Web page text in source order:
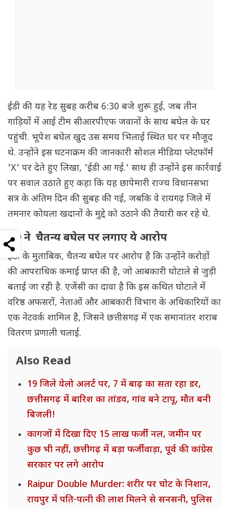
ईडी की यह रेड सुबह करीब 6:30 बजे शुरू हुई, जब तीन
गाड़ियों में आई टीम सीआरपीएफ जवानों के साथ बघेल के घर
पहुंची. भूपेश बघेल खुद उस समय भिलाई स्थित घर पर मौजूद
थे. उन्होंने इस घटनाक्रम की जानकारी सोशल मीडिया प्लेटफॉर्म
'X' पर देते हुए लिखा, 'ईडी आ गई.' साथ ही उन्होंने इस कार्रवाई
पर सवाल उठाते हुए कहा कि यह छापेमारी राज्य विधानसभा
सत्र के अंतिम दिन की सुबह की गई, जबकि वे रायगढ़ जिले में
तमनार कोयला खदानों के मुद्दे को उठाने की तैयारी कर रहे थे.
ED ने चैतन्य बघेल पर लगाए ये आरोप
ईडी के मुताबिक, चैतन्य बघेल पर आरोप है कि उन्होंने करोड़ों
की आपराधिक कमाई प्राप्त की है, जो आबकारी घोटाले से जुड़ी
बताई जा रही है. एजेंसी का दावा है कि इस कथित घोटाले में
वरिष्ठ अफसरों, नेताओं और आबकारी विभाग के अधिकारियों का
एक नेटवर्क शामिल है, जिसने छत्तीसगढ़ में एक समानांतर शराब
वितरण प्रणाली चलाई.
Also Read
19 जिले येलो अलर्ट पर, 7 में बाढ़ का सता रहा डर,
छत्तीसगढ़ में बारिश का तांडव, गांव बने टापू, मौत बनी
बिजली!
कागजों में दिखा दिए 15 लाख फर्जी नल, जमीन पर
कुछ भी नहीं, छत्तीगढ़ में बड़ा फर्जीवाड़ा, पूर्व की कांग्रेस
सरकार पर लगे आरोप
Raipur Double Murder: शरीर पर चोट के निशान,
रायपुर में पति-पत्नी की लाश मिलने से सनसनी, पुलिस